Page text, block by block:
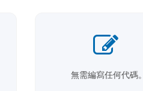
無需編寫任何代碼。